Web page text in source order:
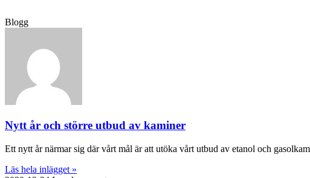
Blogg
Nytt år och större utbud av kaminer
Ett nytt år närmar sig där vårt mål är att utöka vårt utbud av etanol och
Läs hela inlägget »